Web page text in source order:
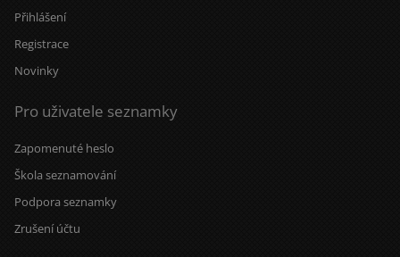
Přihlášení
Registrace
Novinky
Pro uživatele seznamky
Zapomenuté heslo
Škola seznamování
Podpora seznamky
Zrušení účtu